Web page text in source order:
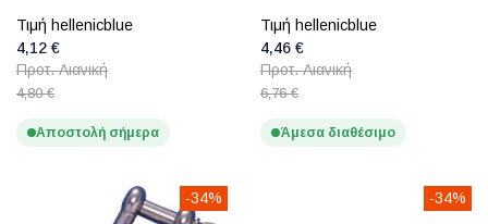
Τιμή hellenicblue
4,12 €
Προτ. Λιανική
4,80 €
Αποστολή σήμερα
Τιμή hellenicblue
4,46 €
Προτ. Λιανική
6,76 €
Άμεσα διαθέσιμο
-34% -34%